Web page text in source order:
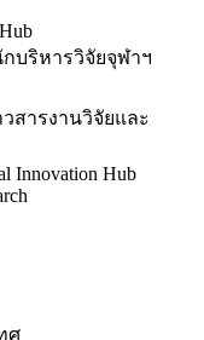
บริหารวิจัยจุฬาฯ
สารงานวิจัยและ
Innovation Hub
ศ